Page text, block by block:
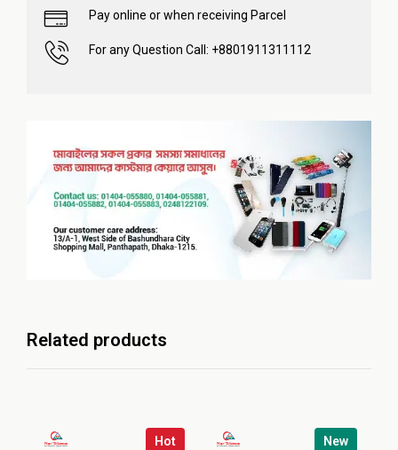
Pay online or when receiving Parcel
For any Question Call: +8801911311112
Related products
Hot New